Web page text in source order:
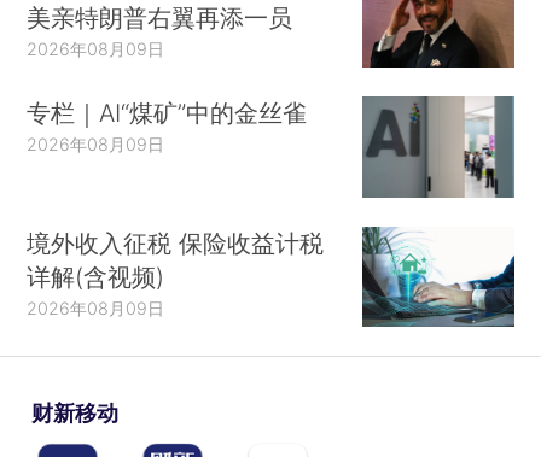
美亲特朗普右翼再添一员
2026年08月09日
专栏｜AI“煤矿”中的金丝雀
2026年08月09日
境外收入征税 保险收益计税
详解(含视频)
2026年08月09日
财新移动